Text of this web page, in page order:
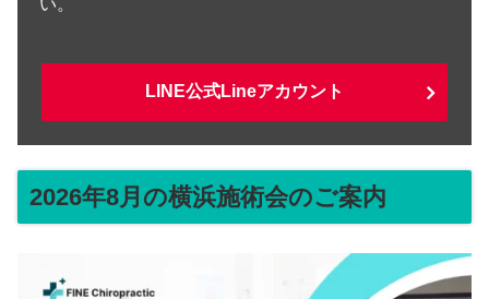
い。
LINE公式Lineアカウント
2026年8月の横浜施術会のご案内